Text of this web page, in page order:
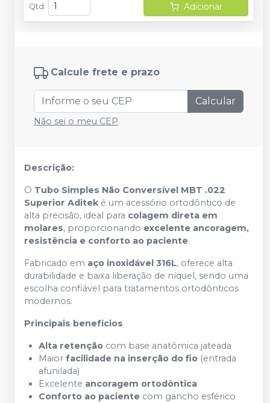
Qtd : Adicionar
Calcule frete e prazo
Calcular
Não sei o meu CEP
Descrição:
O Tubo Simples Não Conversível MBT .022
Superior Aditeké um acessório ortodôntico de
alta precisão, ideal para colagem direta em
molares, proporcionando excelente ancoragem,
resistência e conforto ao paciente.
Fabricado em aço inoxidável 316L, oferece alta
durabilidade e baixa liberação de níquel, sendo uma
escolha confiável para tratamentos ortodônticos
modernos.
Principais benefícios
Alta retenção com base anatômica jateada
Maior facilidade na inserção do fio (entrada
afunilada)
Excelente ancoragem ortodôntica
Conforto ao paciente com gancho esférico